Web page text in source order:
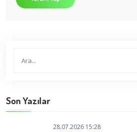
Son Yazılar
28.07.2026 15:28